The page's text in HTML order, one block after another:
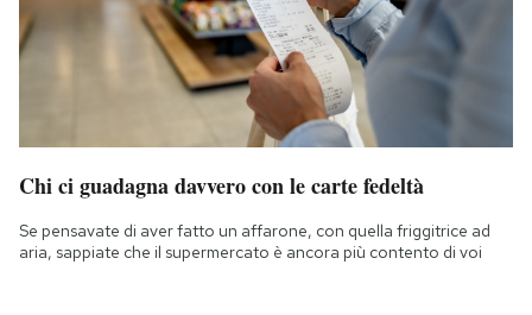
Chi ci guadagna davvero con le carte fedeltà
Se pensavate di aver fatto un affarone, con quella friggitrice ad
aria, sappiate che il supermercato è ancora più contento di voi